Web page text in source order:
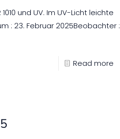
und UV. Im UV-Licht leichte
: 23. Februar 2025Beobachter :
Read more